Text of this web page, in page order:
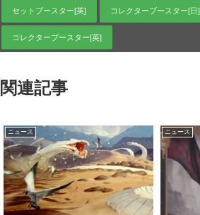
セットブースター[英] コレクターブースター[日]
コレクターブースター[英]
関連記事
ニュース ニュース